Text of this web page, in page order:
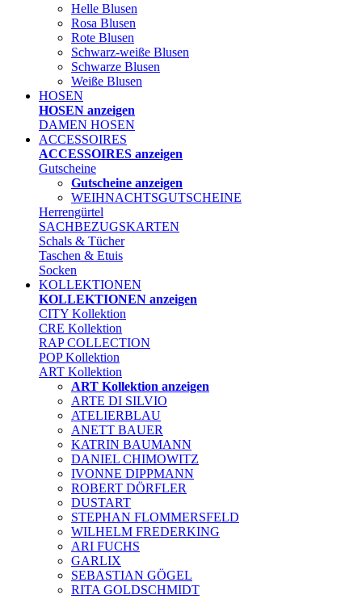
Helle Blusen
Rosa Blusen
Rote Blusen
Schwarz-weiße Blusen
Schwarze Blusen
Weiße Blusen
HOSEN
HOSEN anzeigen
DAMEN HOSEN
ACCESSOIRES
ACCESSOIRES anzeigen
Gutscheine
Gutscheine anzeigen
WEIHNACHTSGUTSCHEINE
Herrengürtel
SACHBEZUGSKARTEN
Schals & Tücher
Taschen & Etuis
Socken
KOLLEKTIONEN
KOLLEKTIONEN anzeigen
CITY Kollektion
CRE Kollektion
RAP COLLECTION
POP Kollektion
ART Kollektion
ART Kollektion anzeigen
ARTE DI SILVIO
ATELIERBLAU
ANETT BAUER
KATRIN BAUMANN
DANIEL CHIMOWITZ
IVONNE DIPPMANN
ROBERT DÖRFLER
DUSTART
STEPHAN FLOMMERSFELD
WILHELM FREDERKING
ARI FUCHS
GARLIX
SEBASTIAN GÖGEL
RITA GOLDSCHMIDT